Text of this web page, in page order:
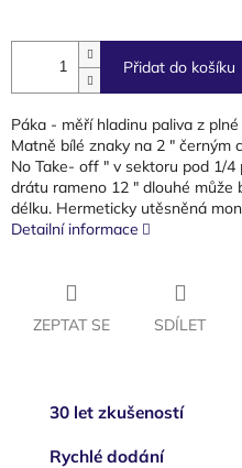
Přidat do košíku
Páka - měří hladinu paliva z
Matně bílé znaky na 2 " černým
No Take- off " v sektoru pod 1/4
drátu rameno 12 " dlouhé může
délku. Hermeticky utěsněná
Detailní informace
ZEPTAT SE SDÍLET
30 let zkušeností
Rychlé dodání